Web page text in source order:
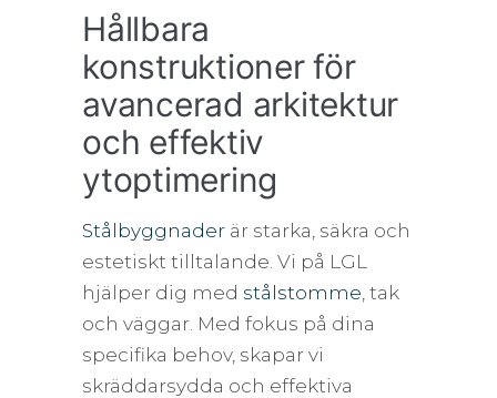
Hållbara
konstruktioner för
avancerad arkitektur
och effektiv
ytoptimering
Stålbyggnader är starka, säkra och
estetiskt tilltalande. Vi på LGL
hjälper dig med stålstomme , tak
och väggar. Med fokus på dina
specifika behov, skapar vi
skräddarsydda och effektiva